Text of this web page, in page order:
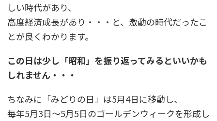
しい時代があり、
高度経済成長があり・・・と、激動の時代だったこ
とが良くわかります。
この日は少し「昭和」を振り返ってみるといいかも
しれません・・・
ちなみに「みどりの日」は5月4日に移動し、
毎年5月3日～5月5日のゴールデンウィークを形成し